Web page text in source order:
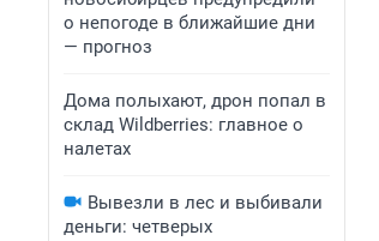
о непогоде в ближайшие дни
— прогноз
Дома полыхают, дрон попал в
склад Wildberries: главное о
налетах
Вывезли в лес и выбивали
деньги: четверых